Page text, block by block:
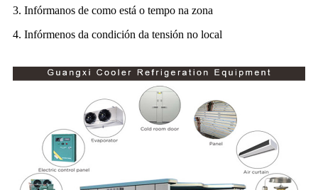
3. Infórmanos de como está o tempo na zona
4. Infórmenos da condición da tensión no local